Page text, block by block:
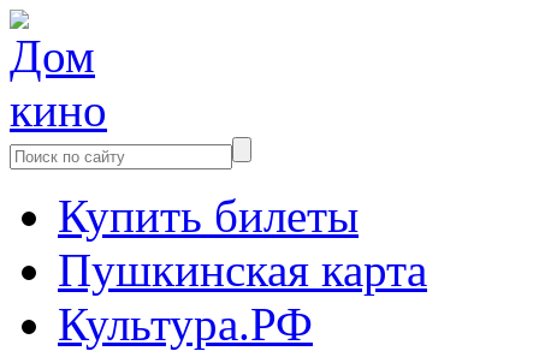
Купить билеты
Пушкинская карта
Культура.РФ